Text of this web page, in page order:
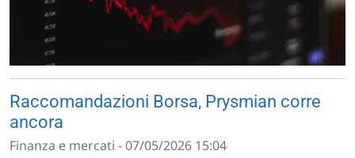
Raccomandazioni Borsa, Prysmian corre
ancora
Finanza e mercati - 07/05/2026 15:04